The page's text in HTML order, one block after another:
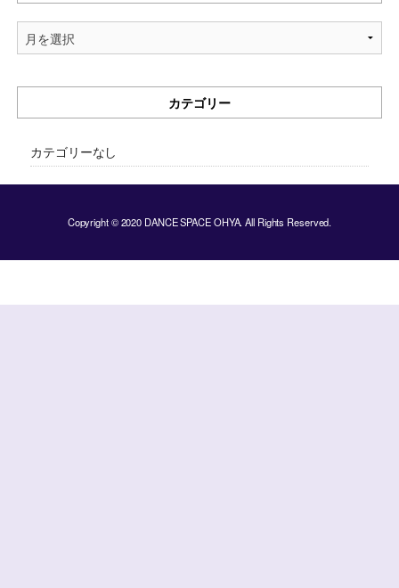
ア
ー
ブ
カテゴリー
カテゴリーなし
Copyright © 2020 DANCE SPACE OHYA. All Rights Reserved.